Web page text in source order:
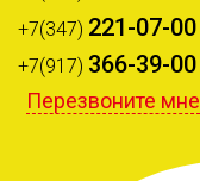
+7(347) 221-07-00
+7(917) 366-39-00
Перезвоните мне